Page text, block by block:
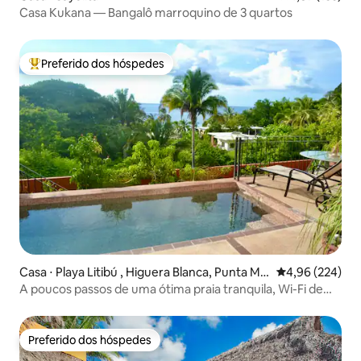
Casa Kukana — Bangalô marroquino de 3 quartos
Entre os melhores preferidos dos hóspedes
Preferido dos hóspedes
Casa ⋅ Playa Litibú , Higuera Blanca, Punta Mit
a
4,96 de uma
4,96 (224)
A poucos passos de uma ótima praia tranquila, Wi-Fi de
Preferido dos hóspedes
Preferido dos hóspedes